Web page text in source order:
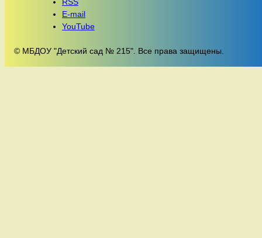
E-mail
YouTube
© МБДОУ "Детский сад № 215". Все права защищены.